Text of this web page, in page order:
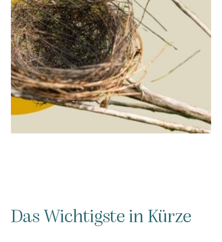
Das Wichtigste in Kürze